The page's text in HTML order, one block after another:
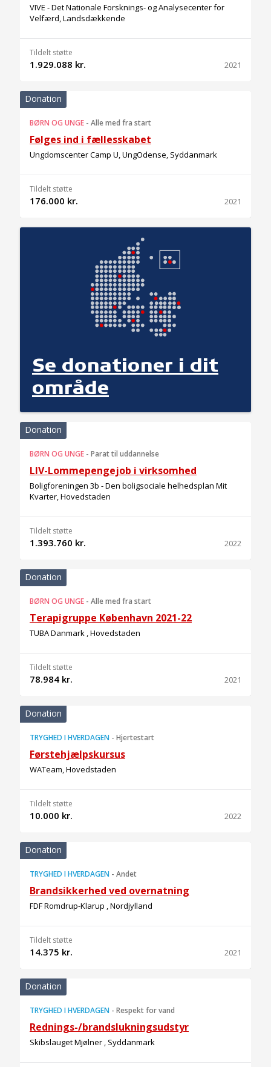
Se donationer i dit
område
VIVE - Det Nationale Forsknings- og Analysecenter for
Velfærd, Landsdækkende
Tildelt støtte
1.929.088 kr. 2021
Donation
BØRN OG UNGE - Alle med fra start
Følges ind i fællesskabet
Ungdomscenter Camp U, UngOdense, Syddanmark
Tildelt støtte
176.000 kr. 2021
Donation
BØRN OG UNGE - Parat til uddannelse
LIV-Lommepengejob i virksomhed
Boligforeningen 3b - Den boligsociale helhedsplan Mit
Kvarter, Hovedstaden
Tildelt støtte
1.393.760 kr. 2022
Donation
BØRN OG UNGE - Alle med fra start
Terapigruppe København 2021-22
TUBA Danmark , Hovedstaden
Tildelt støtte
78.984 kr. 2021
Donation
TRYGHED I HVERDAGEN - Hjertestart
Førstehjælpskursus
WATeam, Hovedstaden
Tildelt støtte
10.000 kr. 2022
Donation
TRYGHED I HVERDAGEN - Andet
Brandsikkerhed ved overnatning
FDF Romdrup-Klarup , Nordjylland
Tildelt støtte
14.375 kr. 2021
Donation
TRYGHED I HVERDAGEN - Respekt for vand
Rednings-/brandslukningsudstyr
Skibslauget Mjølner , Syddanmark